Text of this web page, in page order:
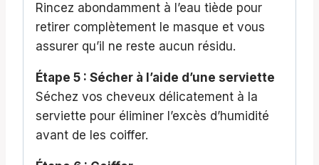
Rincez abondamment à l’eau tiède pour
retirer complètement le masque et vous
assurer qu’il ne reste aucun résidu.
Étape 5 : Sécher à l’aide d’une serviette
Séchez vos cheveux délicatement à la
serviette pour éliminer l’excès d’humidité
avant de les coiffer.